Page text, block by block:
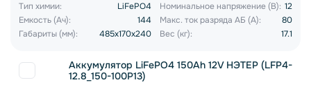
Тип химии: LiFePO4 Номинальное напряжение (В): 12
Емкость (Ач):
144 Макс. ток разряда АБ (А):
80
Габариты (мм):
485x170x240 Вес (кг): 17.1
Аккумулятор LiFePO4 150Ah 12V НЭТЕР (LFP4-
12.8_150-100P13)